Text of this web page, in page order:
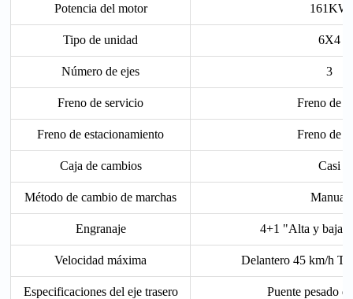
Potencia del motor 161KW
Tipo de unidad 6X4
Número de ejes 3
Freno de servicio Freno de
Freno de estacionamiento Freno de
Caja de cambios Casi
Método de cambio de marchas Manual
Engranaje 4+1 "Alta y baja
Velocidad máxima Delantero 45 km/h
Especificaciones del eje trasero Puente pesado